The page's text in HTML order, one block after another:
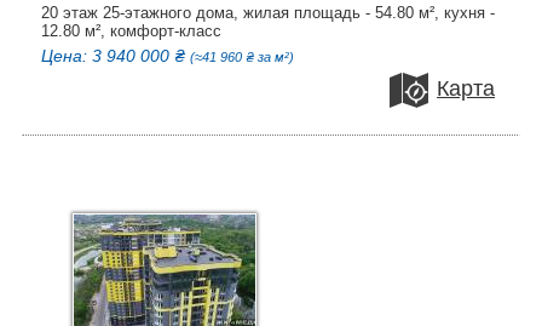
20 этаж 25-этажного дома, жилая площадь - 54.80 м², кухня -
12.80 м², комфорт-класс
Цена: 3 940 000 ₴ (≈41 960 ₴ за м²)
Карта